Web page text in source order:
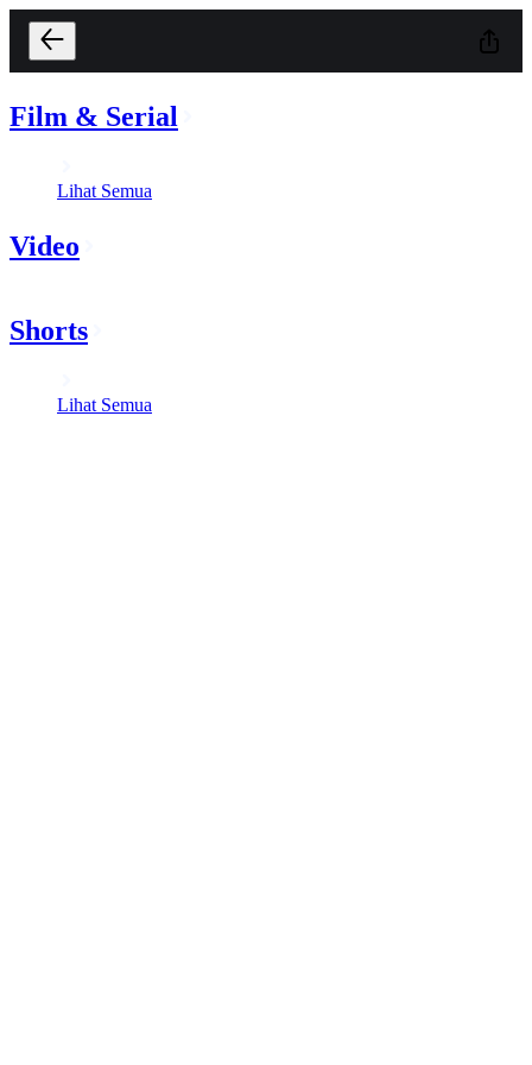
Film & Serial
Lihat Semua
Video
Shorts
Lihat Semua